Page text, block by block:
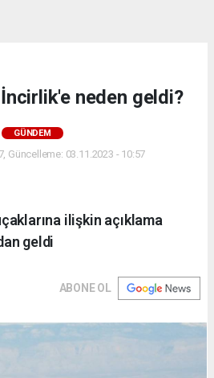
neden geldi?
GÜNDEM
Güncelleme: 03.11.2023 - 10:57
ilişkin açıklama
geldi
ABONE OL